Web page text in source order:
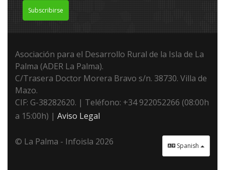
Subscribirse
Asociación para el Desarrollo Rural de la Isla de La
Palma (ADER La Palma).
C/Trasera Doctor Morera Bravo s/n. 38730. Villa de
Mazo.
CIF: G-38282620. | Teléfono: +34 922052266 (08:00h
a 15:00h) | Aviso Legal
Spanish
© La Palma - Infoisla 2026